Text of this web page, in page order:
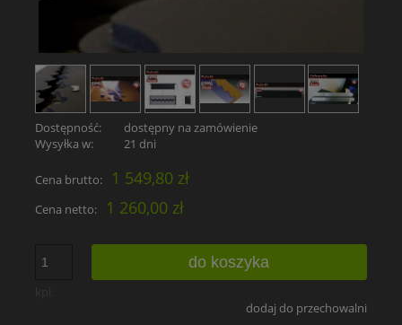
Dostępność:
dostępny na zamówienie
Wysyłka w:
21 dni
Cena brutto: 1 549,80 zł
Cena netto: 1 260,00 zł
do koszyka
dodaj do przechowalni